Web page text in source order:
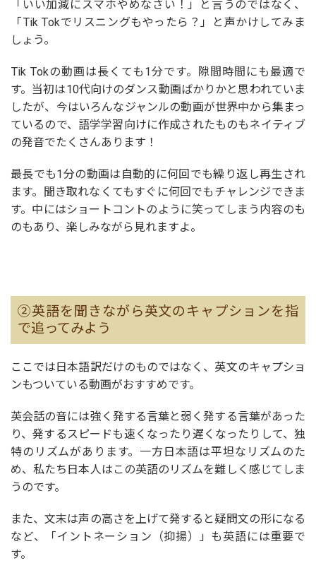
「いい加減にスマホやめなさい！」と言うのではなく、
「Tik Tokでリスニングもやったら？」と声かけしてみま
しょう。
Tik Tokの動画は長くても1分です。隙間時間にも最適で
す。当初は10代向けのダンス動画ばかりかと思われていま
したが、今はいろんなジャンルの動画が世界中から集まっ
ているので、語学学習向けに作成されたものもネイティブ
の発音でたくさんあります！
最長でも1分の動画は自動的に何回でも繰り返し再生され
ます。聞き取れなくてもすぐに何回でもチャレンジできま
す。中にはショートコントのように笑ってしまう内容のも
のもあり、楽しみながら見れますよ。
②英語を聞きながら英文のキャプションを指
で追ってみよう
ここでは日本語訳だけのものではなく、英文のキャプショ
ンもついている動画がおすすめです。
英会話の音には強く発する言葉と弱く発する言葉があった
り、発するスピードも速くなったり遅くなったりして、独
特のリズムがあります。一方日本語は平坦なリズムのた
め、私たち日本人はこの英語のリズムを難しく感じてしま
うのです。
また、文末は声の高さを上げて発すると疑問文の形になる
など、「イントネーション（抑揚）」も英語には重要で
す。